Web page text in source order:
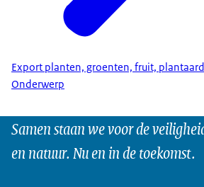
Export planten, groenten, fruit,
Onderwerp
Samen staan we voor de
en natuur. Nu en in de toekomst.